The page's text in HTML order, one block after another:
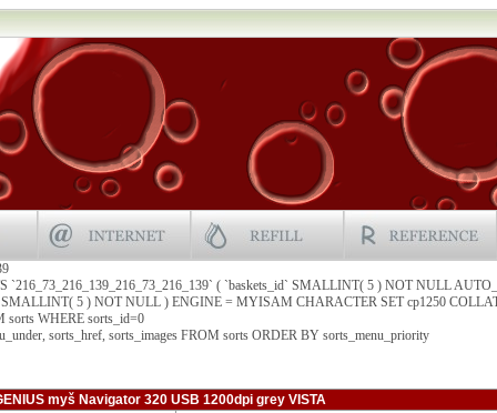
`216_73_216_139_216_73_216_139` ( `baskets_id` SMALLINT( 5 ) NOT NULL
5 ) NOT NULL ) ENGINE = MYISAM CHARACTER SET cp1250
sorts WHERE sorts_id=0
sorts_href, sorts_images FROM sorts ORDER BY sorts_menu_priority
myš Navigator 320 USB 1200dpi grey VISTA